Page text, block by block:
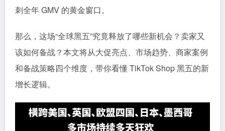
刺全年 GMV 的黄金窗口。
那么，这场“全球黑五”究竟释放了哪些新机会？卖家又
该如何备战？本文将从大促亮点、市场趋势、商家案例
和备战策略四个维度，带你看懂 TikTok Shop 黑五的新
增长逻辑。